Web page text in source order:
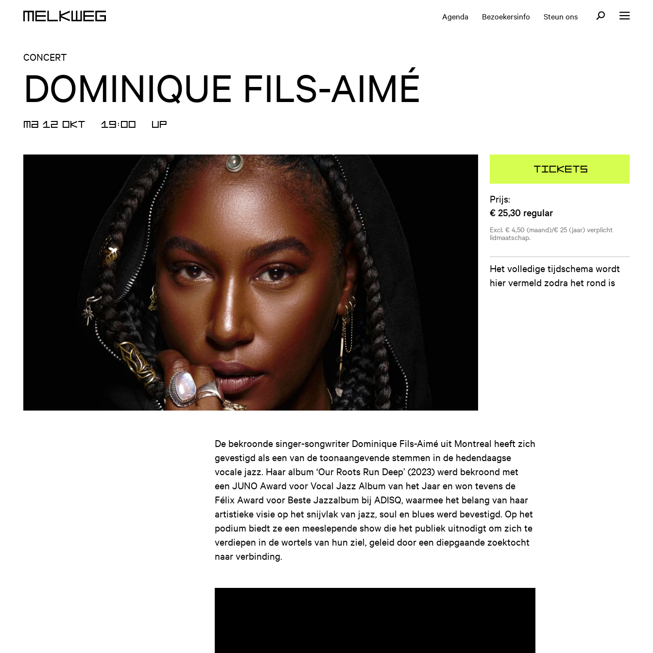
Agenda Bezoekersinfo Steun ons OpenOpen menu
CONCERT
DOMINIQUE FILS-AIMÉ
MA 12 OKT 19:00 UP
Tickets
Prijs:
€ 25,30 regular
Excl. € 4,50 (maand)/€ 25 (jaar) verplicht
lidmaatschap.
Het volledige tijdschema wordt
hier vermeld zodra het rond is
De bekroonde singer-songwriter Dominique Fils-Aimé uit Montreal heeft zich
gevestigd als een van de toonaangevende stemmen in de hedendaagse
vocale jazz. Haar album ‘Our Roots Run Deep’ (2023) werd bekroond met
een JUNO Award voor Vocal Jazz Album van het Jaar en won tevens de
Félix Award voor Beste Jazzalbum bij ADISQ, waarmee het belang van haar
artistieke visie op het snijvlak van jazz, soul en blues werd bevestigd. Op het
podium biedt ze een meeslepende show die het publiek uitnodigt om zich te
verdiepen in de wortels van hun ziel, geleid door een diepgaande zoektocht
naar verbinding.